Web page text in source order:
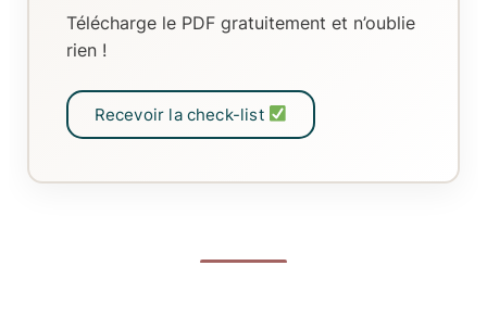
Télécharge le PDF gratuitement et n’oublie
rien !
Recevoir la check-list